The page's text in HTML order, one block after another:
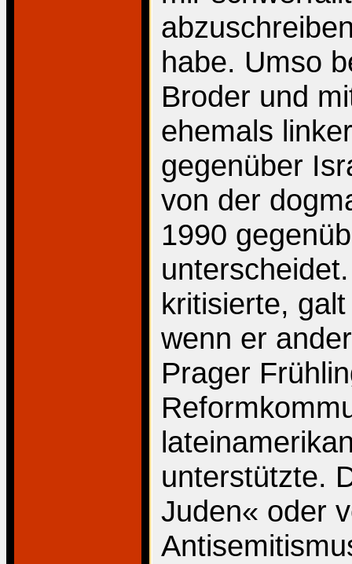
habe. Umso
Broder und
ehemals
gegenüber
von der
1990
kritisierte,
wenn er
Prager
unterstützte.
Juden« oder